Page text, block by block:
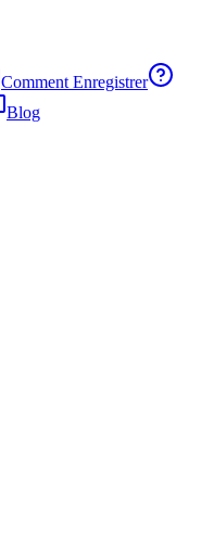
Comment Enregistrer
Blog